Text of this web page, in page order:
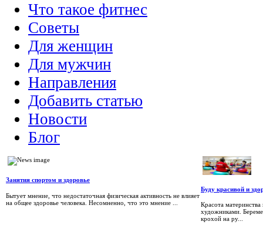
Что такое фитнес
Советы
Для женщин
Для мужчин
Направления
Добавить статью
Новости
Блог
Занятия спортом и здоровье
Бытует мнение, что недостаточная физическая активность не влияет
на общее здоровье человека. Несомненно, что это мнение ...
Буду красивой и
Красота материнства
художниками.
крохой на ру...